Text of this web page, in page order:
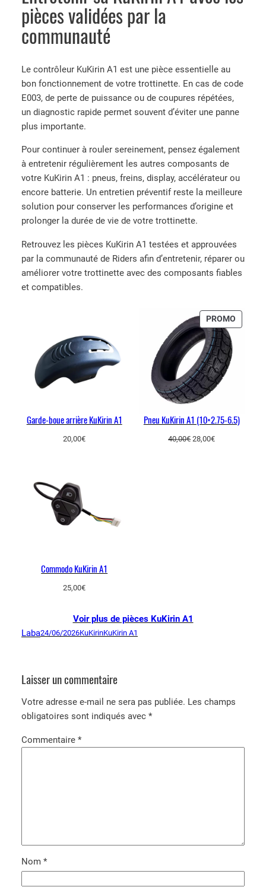
t
é
d
C
o
n
t
r
u
K
i
r
i
pièces validées par la
communauté
Le contrôleur KuKirin A1 est une pièce essentielle au
bon fonctionnement de votre trottinette. En cas de code
E003, de perte de puissance ou de coupures répétées,
un diagnostic rapide permet souvent d’éviter une panne
plus importante.
Pour continuer à rouler sereinement, pensez également
à entretenir régulièrement les autres composants de
votre KuKirin A1 : pneus, freins, display, accélérateur ou
encore batterie. Un entretien préventif reste la meilleure
solution pour conserver les performances d’origine et
prolonger la durée de vie de votre trottinette.
Retrouvez les pièces KuKirin A1 testées et approuvées
par la communauté de Riders afin d’entretenir, réparer ou
améliorer votre trottinette avec des composants fiables
et compatibles.
Garde-boue arrière KuKirin A1
20,00€
PROMO
EN
Pneu KuKirin A1 (10×2.75-6.5)
40,00€Le
28,00€Le
Commodo KuKirin A1
25,00€
Voir plus de pièces KuKirin A1
Laba24/06/2026KuKirinKuKirin A1
Laisser un commentaire
Votre adresse e-mail ne sera pas publiée. Les champs
obligatoires sont indiqués avec *
Commentaire *
Nom *